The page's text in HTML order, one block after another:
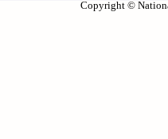
Copyright ©